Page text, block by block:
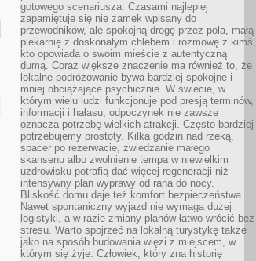
gotowego scenariusza. Czasami najlepiej
zapamiętuje się nie zamek wpisany do
przewodników, ale spokojną drogę przez pola, małą
piekarnię z doskonałym chlebem i rozmowę z kimś,
kto opowiada o swoim mieście z autentyczną
dumą. Coraz większe znaczenie ma również to, że
lokalne podróżowanie bywa bardziej spokojne i
mniej obciążające psychicznie. W świecie, w
którym wielu ludzi funkcjonuje pod presją terminów,
informacji i hałasu, odpoczynek nie zawsze
oznacza potrzebę wielkich atrakcji. Często bardziej
potrzebujemy prostoty. Kilka godzin nad rzeką,
spacer po rezerwacie, zwiedzanie małego
skansenu albo zwolnienie tempa w niewielkim
uzdrowisku potrafią dać więcej regeneracji niż
intensywny plan wyprawy od rana do nocy.
Bliskość domu daje też komfort bezpieczeństwa.
Nawet spontaniczny wyjazd nie wymaga dużej
logistyki, a w razie zmiany planów łatwo wrócić bez
stresu. Warto spojrzeć na lokalną turystykę także
jako na sposób budowania więzi z miejscem, w
którym się żyje. Człowiek, który zna historię